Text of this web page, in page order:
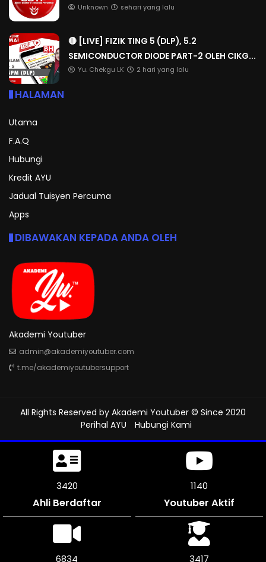
Unknown sehari yang lalu
🔴 [LIVE] FIZIK TING 5 (DLP), 5.2
SEMICONDUCTOR DIODE PART-2 OLEH CIKG...
Yu. Chekgu LK 2 hari yang lalu
HALAMAN
Utama
F.A.Q
Hubungi
Kredit AYU
Jadual Tuisyen Percuma
Apps
DIBAWAKAN KEPADA ANDA OLEH
Akademi Youtuber
admin@akademiyoutuber.com
t.me/akademiyoutubersupport
All Rights Reserved by Akademi Youtuber © Since 2020
Perihal AYU
Hubungi Kami
3789
Ahli Berdaftar
1263
Youtuber Aktif
7578 3786